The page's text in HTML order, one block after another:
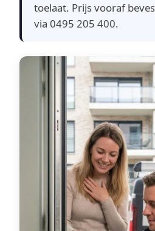
toelaat. Prijs vooraf
via 0495 205 400.